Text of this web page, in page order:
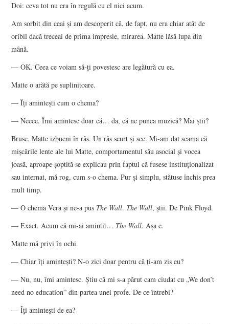
Doi: ceva tot nu era în regulă cu el nici acum.
Am sorbit din ceai şi am descoperit că, de fapt, nu era chiar atât de
oribil dacă treceai de prima impresie, mirarea. Matte lăsă lupa din
mână.
— OK. Ceea ce voiam să-ţi povestesc are legătură cu ea.
Matte o arătă pe suplinitoare.
— Îţi aminteşti cum o chema?
— Neeee. Îmi amintesc doar că… da, că ne punea muzică? Mai ştii?
Brusc, Matte izbucni în râs. Un râs scurt şi sec. Mi-am dat seama că
mişcările lente ale lui Matte, comportamentul său asocial şi vocea
joasă, aproape şoptită se explicau prin faptul că fusese instituţionalizat
sau internat, mă rog, cum s-o chema. Pur şi simplu, stătuse închis prea
mult timp.
— O chema Vera şi ne-a pus The Wall. The Wall, ştii. De Pink Floyd.
— Exact. Acum că mi-ai amintit… The Wall. Aşa e.
Matte mă privi în ochi.
— Chiar îţi aminteşti? N-o zici doar pentru că ţi-am zis eu?
— Nu, nu, îmi amintesc. Ştiu că mi s-a părut cam ciudat cu „We don’t
need no education” din partea unei profe. De ce întrebi?
— Îţi aminteşti de ea?